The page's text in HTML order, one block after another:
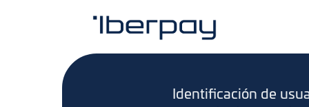
Identificación de